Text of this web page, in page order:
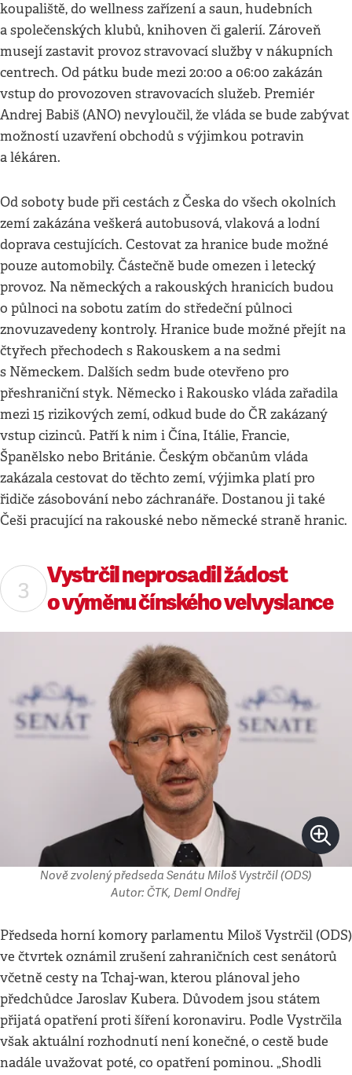
koupaliště, do wellness zařízení a saun, hudebních
a společenských klubů, knihoven či galerií. Zároveň
musejí zastavit provoz stravovací služby v nákupních
centrech. Od pátku bude mezi 20:00 a 06:00 zakázán
vstup do provozoven stravovacích služeb. Premiér
Andrej Babiš (ANO) nevyloučil, že vláda se bude zabývat
možností uzavření obchodů s výjimkou potravin
a lékáren.
Od soboty bude při cestách z Česka do všech okolních
zemí zakázána veškerá autobusová, vlaková a lodní
doprava cestujících. Cestovat za hranice bude možné
pouze automobily. Částečně bude omezen i letecký
provoz. Na německých a rakouských hranicích budou
o půlnoci na sobotu zatím do středeční půlnoci
znovuzavedeny kontroly. Hranice bude možné přejít na
čtyřech přechodech s Rakouskem a na sedmi
s Německem. Dalších sedm bude otevřeno pro
přeshraniční styk. Německo i Rakousko vláda zařadila
mezi 15 rizikových zemí, odkud bude do ČR zakázaný
vstup cizinců. Patří k nim i Čína, Itálie, Francie,
Španělsko nebo Británie. Českým občanům vláda
zakázala cestovat do těchto zemí, výjimka platí pro
řidiče zásobování nebo záchranáře. Dostanou ji také
Češi pracující na rakouské nebo německé straně hranic.
Vystrčil neprosadil žádost
o výměnu čínského velvyslance
Nově zvolený předseda Senátu Miloš Vystrčil (ODS)
Autor: ČTK, Deml Ondřej
Předseda horní komory parlamentu Miloš Vystrčil (ODS)
ve čtvrtek oznámil zrušení zahraničních cest senátorů
včetně cesty na Tchaj-wan, kterou plánoval jeho
předchůdce Jaroslav Kubera. Důvodem jsou státem
přijatá opatření proti šíření koronaviru. Podle Vystrčila
však aktuální rozhodnutí není konečné, o cestě bude
nadále uvažovat poté, co opatření pominou. „Shodli